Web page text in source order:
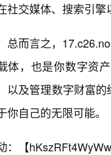
社交媒体、搜索引
总而言之，
体，也是你数字资
以及管理数字财富
你自己的无限可能。
：【